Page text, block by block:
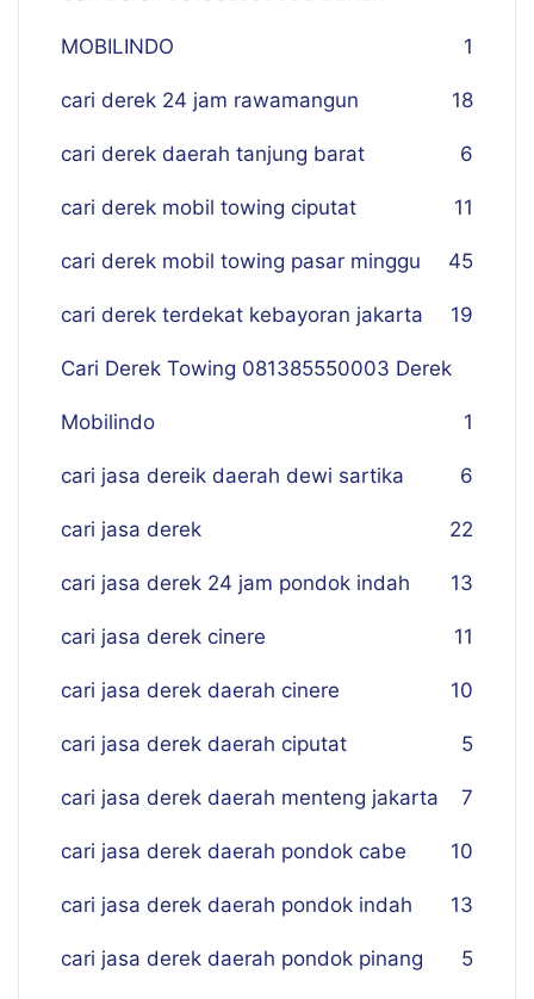
MOBILINDO 1
cari derek 24 jam rawamangun 18
cari derek daerah tanjung barat 6
cari derek mobil towing ciputat 11
cari derek mobil towing pasar minggu 45
cari derek terdekat kebayoran jakarta 19
Cari Derek Towing 081385550003 Derek
Mobilindo 1
cari jasa dereik daerah dewi sartika 6
cari jasa derek 22
cari jasa derek 24 jam pondok indah 13
cari jasa derek cinere 11
cari jasa derek daerah cinere 10
cari jasa derek daerah ciputat 5
cari jasa derek daerah menteng jakarta 7
cari jasa derek daerah pondok cabe 10
cari jasa derek daerah pondok indah 13
cari jasa derek daerah pondok pinang 5